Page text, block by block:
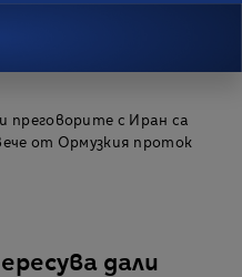
преговорите с Иран са
от Ормузкия проток
дали